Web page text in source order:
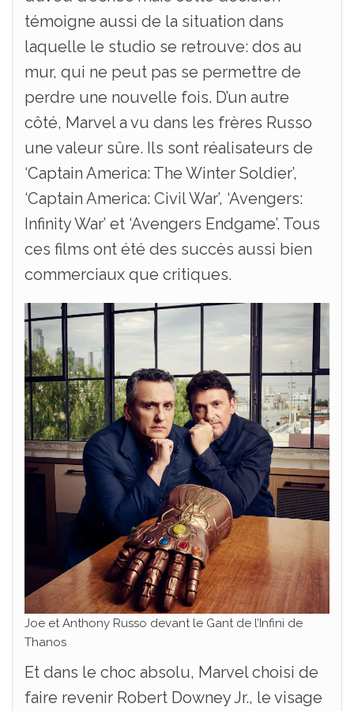
témoigne aussi de la situation dans
laquelle le studio se retrouve: dos au
mur, qui ne peut pas se permettre de
perdre une nouvelle fois. D’un autre
côté, Marvel a vu dans les frères Russo
une valeur sûre. Ils sont réalisateurs de
‘Captain America: The Winter Soldier’,
‘Captain America: Civil War’, ‘Avengers:
Infinity War’ et ‘Avengers Endgame’. Tous
ces films ont été des succès aussi bien
commerciaux que critiques.
Joe et Anthony Russo devant le Gant de l’Infini de
Thanos
Et dans le choc absolu, Marvel choisi de
faire revenir Robert Downey Jr., le visage